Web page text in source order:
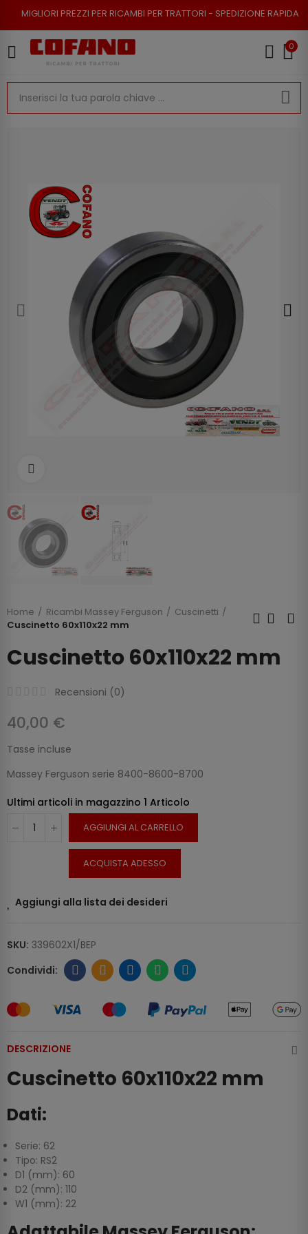
PER RICAMBI PER TRATTORI - SPEDIZIONE RAPIDA - RESO
0
Home Ricambi Massey Ferguson
Cuscinetti
Cuscinetto 60x110x22 mm
Cuscinetto 60x110x22 mm
Recensioni (0)
40,00 €
Tasse incluse
Massey Ferguson serie 8400-8600-8700
Ultimi articoli in magazzino 1 Articolo
AGGIUNGI AL CARRELLO
ACQUISTA ADESSO
Aggiungi alla lista dei desideri
SKU: 339602X1/BEP
DESCRIZIONE
Cuscinetto 60x110x22 mm
Dati:
Serie: 62
Tipo: RS2
D1 (mm): 60
D2 (mm): 110
W1 (mm): 22